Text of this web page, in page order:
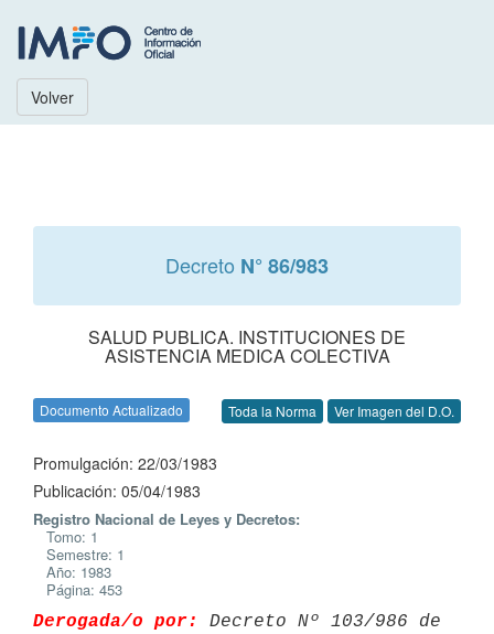
Volver
Decreto N° 86/983
SALUD PUBLICA. INSTITUCIONES DE
ASISTENCIA MEDICA COLECTIVA
Documento Actualizado Toda la Norma Ver Imagen del D.O.
Promulgación: 22/03/1983
Publicación: 05/04/1983
Registro Nacional de Leyes y Decretos:
Tomo: 1
Semestre: 1
Año: 1983
Página: 453
Derogada/o por:
Decreto Nº 103/986 de